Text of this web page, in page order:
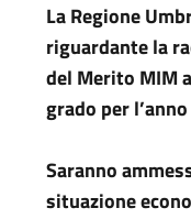
La Regione
riguardante la
del Merito MIM
grado per
Saranno
situazione